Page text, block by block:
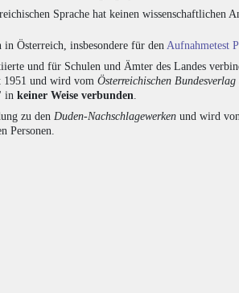
Sprache hat keinen wissenschaftlichen
Österreich, insbesondere für den Aufnahmetest
und für Schulen und Ämter des Landes
1951 und wird vom Österreichischen
in keiner Weise verbunden
zu den Duden-Nachschlagewerken und wird
Personen.